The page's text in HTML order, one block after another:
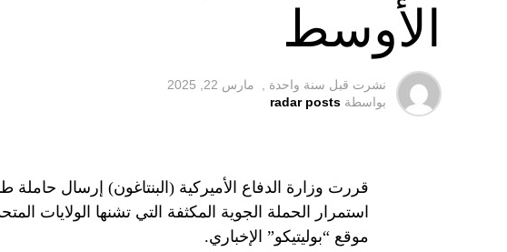
الأوسط
نشرت قبل سنة واحدة ,
مارس 22, 2025
بواسطة radar posts
قررت وزارة الدفاع الأميركية (البنتاغون) إرسال حاملة
استمرار الحملة الجوية المكثفة التي تشنها الولايات
موقع “بوليتيكو” الإخباري.